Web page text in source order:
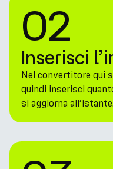
02
Inserisci
Nel convertitore qui
quindi inserisci
si aggiorna all’istante.